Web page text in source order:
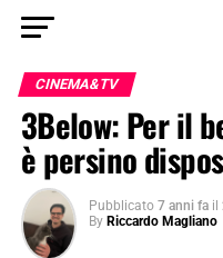
CINEMA&TV
3Below: Per il
è persino
Pubblicato 7 anni fa il
By Riccardo Magliano